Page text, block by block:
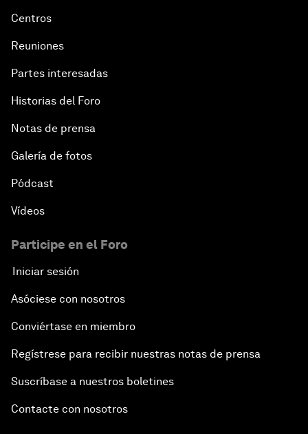
Centros
Reuniones
Partes interesadas
Historias del Foro
Notas de prensa
Galería de fotos
Pódcast
Vídeos
Participe en el Foro
Iniciar sesión
Asóciese con nosotros
Conviértase en miembro
Regístrese para recibir nuestras notas de prensa
Suscríbase a nuestros boletines
Contacte con nosotros